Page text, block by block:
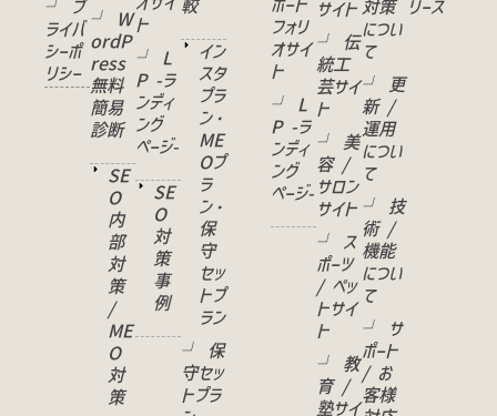
└ プ
ライバ
シーポ
リシー
└ W
ordP
ress
無料
簡易
診断
SE
O
内
部
対
策
/
ME
O
対
策
ト
└ L
P -ラ
ンディ
ング
ページ-
SE
O
対
策
事
例
較
イン
スタ
プラ
ン・
ME
Oプ
ラ
ン・
保
守
セッ
トプ
ラン
└ 保
守セッ
トプラ
ポート
フォリ
オサイ
ト
└ L
P -ラ
ンディ
ング
ページ-
サイト
└ 伝
統工
芸サイ
ト
└ 美
容 /
サロン
サイト
└ ス
ポーツ
/ ペッ
トサイ
ト
└ 教
育 /
塾サイ
対策
につい
て
└ 更
新 /
運用
につい
て
└ 技
術 /
機能
につい
て
└ サ
ポート
/ お
客様
リース